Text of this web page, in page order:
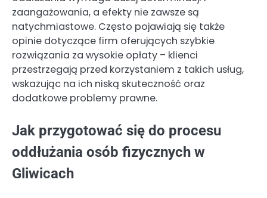
zaangażowania, a efekty nie zawsze są
natychmiastowe. Często pojawiają się także
opinie dotyczące firm oferujących szybkie
rozwiązania za wysokie opłaty – klienci
przestrzegają przed korzystaniem z takich usług,
wskazując na ich niską skuteczność oraz
dodatkowe problemy prawne.
Jak przygotować się do procesu
oddłużania osób fizycznych w
Gliwicach